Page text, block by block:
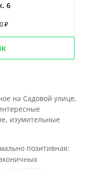
6
₽
на Садовой улице,
изумительные
позитивная: